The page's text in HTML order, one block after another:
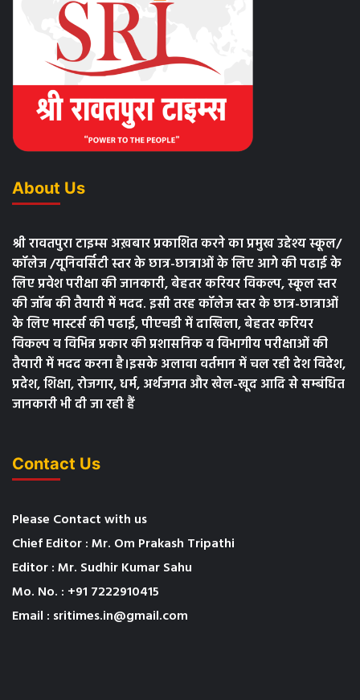
About Us
श्री रावतपुरा टाइम्स अख़बार प्रकाशित करने का प्रमुख उद्देश्य स्कूल/
कॉलेज /यूनिवर्सिटी स्तर के छात्र-छात्राओं के लिए आगे की पढाई के
लिए प्रवेश परीक्षा की जानकारी, बेहतर करियर विकल्प, स्कूल स्तर
की जॉब की तैयारी में मदद. इसी तरह कॉलेज स्तर के छात्र-छात्राओं
के लिए मास्टर्स की पढाई, पीएचडी में दाखिला, बेहतर करियर
विकल्प व विभिन्न प्रकार की प्रशासनिक व विभागीय परीक्षाओं की
तैयारी में मदद करना है।इसके अलावा वर्तमान में चल रही देश विदेश,
प्रदेश, शिक्षा, रोजगार, धर्म, अर्थजगत और खेल-खूद आदि से सम्बंधित
जानकारी भी दी जा रही हैं
Contact Us
Please Contact with us
Chief Editor : Mr. Om Prakash Tripathi
Editor : Mr. Sudhir Kumar Sahu
Mo. No. : +91 7222910415
Email : sritimes.in@gmail.com